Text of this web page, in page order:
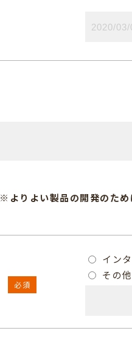
※よりよい製品の開発のた
必須
イン
その他